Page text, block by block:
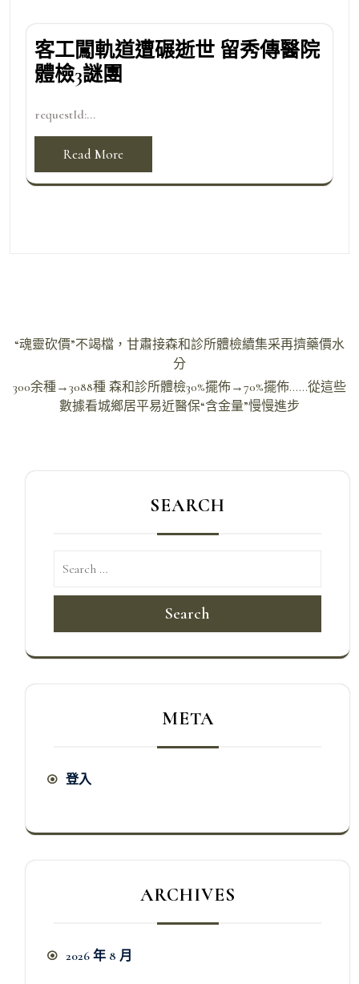
客工闖軌道遭碾逝世 留秀傳醫院
體檢3謎團
requestId:...
Read More
文
導
“魂靈砍價”不竭檔，甘肅接森和診所體檢續集采再擠藥價水
分
300余種→3088種 森和診所體檢30%擺佈→70%擺佈……從這些
數據看城鄉居平易近醫保“含金量”慢慢進步
SEARCH
Search
META
登入
ARCHIVES
2026 年 8 月